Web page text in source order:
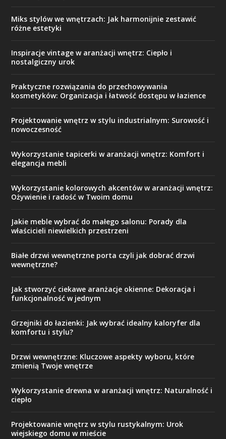
Miks stylów we wnętrzach: Jak harmonijnie zestawić
różne estetyki
Inspiracje vintage w aranżacji wnętrz: Ciepło i
nostalgiczny urok
Praktyczne rozwiązania do przechowywania
kosmetyków: Organizacja i łatwość dostępu w łazience
Projektowanie wnętrz w stylu industrialnym: Surowość i
nowoczesność
Wykorzystanie tapicerki w aranżacji wnętrz: Komfort i
elegancja mebli
Wykorzystanie kolorowych akcentów w aranżacji wnętrz:
Ożywienie i radość w Twoim domu
Jakie meble wybrać do małego salonu: Porady dla
właścicieli niewielkich przestrzeni
Białe drzwi wewnętrzne porta czyli jak dobrać drzwi
wewnętrzne?
Jak stworzyć ciekawe aranżacje okienne: Dekoracja i
funkcjonalność w jednym
Grzejniki do łazienki: Jak wybrać idealny kaloryfer dla
komfortu i stylu?
Drzwi wewnętrzne: Kluczowe aspekty wyboru, które
zmienią Twoje wnętrze
Wykorzystanie drewna w aranżacji wnętrz: Naturalność i
ciepło
Projektowanie wnętrz w stylu rustykalnym: Urok
wiejskiego domu w mieście